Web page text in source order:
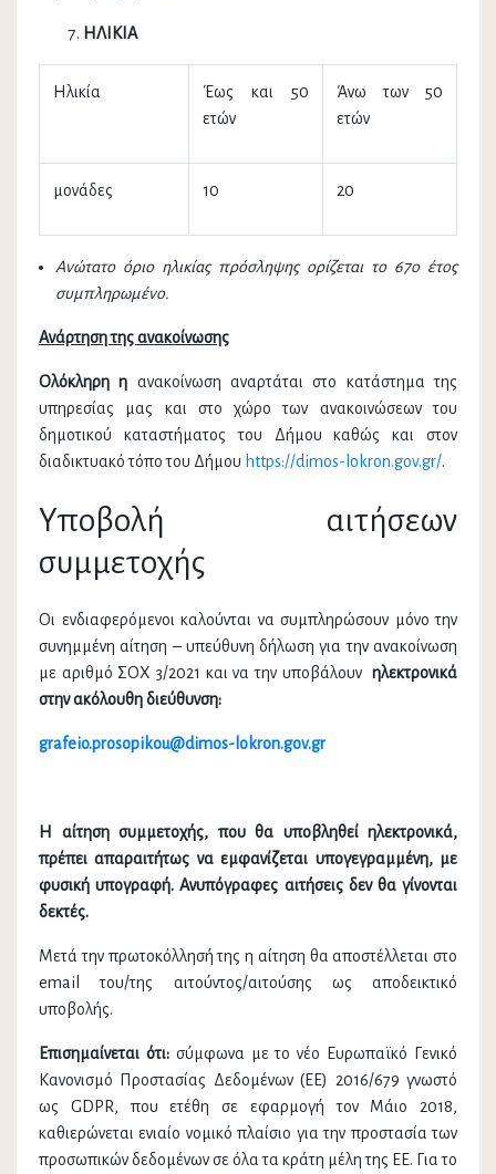
ΗΛΙΚΙΑ
Ηλικία
Έως και 50
ετών
Άνω των 50
ετών
μονάδες 10 20
Ανώτατο όριο ηλικίας πρόσληψης ορίζεται το 67ο έτος
συμπληρωμένο.
Ανάρτηση της ανακοίνωσης
Ολόκληρη η ανακοίνωση αναρτάται στο κατάστημα της
υπηρεσίας μας και στο χώρο των ανακοινώσεων του
δημοτικού καταστήματος του Δήμου καθώς και στον
διαδικτυακό τόπο του Δήμου https://dimos-lokron.gov.gr/.
Υποβολή αιτήσεων
συμμετοχής
Οι ενδιαφερόμενοι καλούνται να συμπληρώσουν μόνο την
συνημμένη αίτηση – υπεύθυνη δήλωση για την ανακοίνωση
με αριθμό ΣΟΧ 3/2021 και να την υποβάλουν ηλεκτρονικά
στην ακόλουθη διεύθυνση:
grafeio.prosopikou@dimos-lokron.gov.gr
Η αίτηση συμμετοχής, που θα υποβληθεί ηλεκτρονικά,
πρέπει απαραιτήτως να εμφανίζεται υπογεγραμμένη, με
φυσική υπογραφή. Ανυπόγραφες αιτήσεις δεν θα γίνονται
δεκτές.
Μετά την πρωτοκόλλησή της η αίτηση θα αποστέλλεται στο
email του/της αιτούντος/αιτούσης ως αποδεικτικό
υποβολής.
Επισημαίνεται ότι: σύμφωνα με το νέο Ευρωπαϊκό Γενικό
Κανονισμό Προστασίας Δεδομένων (ΕΕ) 2016/679 γνωστό
ως GDPR, που ετέθη σε εφαρμογή τον Μάιο 2018,
καθιερώνεται ενιαίο νομικό πλαίσιο για την προστασία των
προσωπικών δεδομένων σε όλα τα κράτη μέλη της ΕΕ. Για το